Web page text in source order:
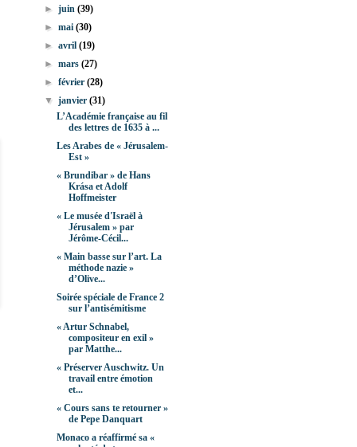
►juin(39)
►mai(30)
►avril(19)
►mars(27)
►février(28)
▼janvier(31)
L’Académie française au fil
des lettres de 1635 à ...
Les Arabes de « Jérusalem-
Est »
« Brundibar » de Hans
Krása et Adolf
Hoffmeister
« Le musée d'Israël à
Jérusalem » par
Jérôme-Cécil...
« Main basse sur l’art. La
méthode nazie »
d’Olive...
Soirée spéciale de France 2
sur l’antisémitisme
« Artur Schnabel,
compositeur en exil »
par Matthe...
« Préserver Auschwitz. Un
travail entre émotion
et...
« Cours sans te retourner »
de Pepe Danquart
Monaco a réaffirmé sa «